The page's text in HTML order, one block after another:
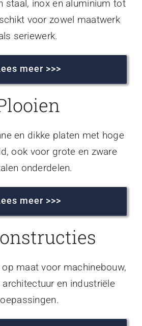
staal, inox en aluminium tot
voor zowel maatwerk
seriewerk.
meer >>>
en dikke platen met hoge
ook voor grote en zware
onderdelen.
meer >>>
maat voor machinebouw,
en industriële